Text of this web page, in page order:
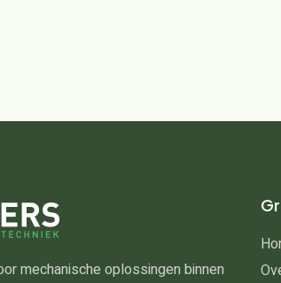
mechanische oplossingen binnen